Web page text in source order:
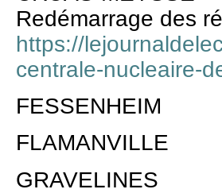
Redémarrage des
https://
centrale-nucleaire-
FESSENHEIM
FLAMANVILLE
GRAVELINES